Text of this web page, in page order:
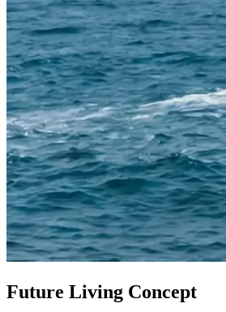
Future Living Concept